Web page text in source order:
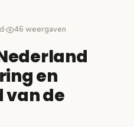
· 46 weergaven
en
de